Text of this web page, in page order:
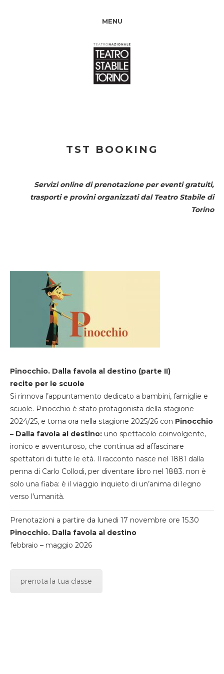
MENU
TST BOOKING
Servizi online di prenotazione per eventi gratuiti,
trasporti e provini organizzati dal Teatro Stabile di
Torino
Pinocchio. Dalla favola al destino (parte II)
recite per le scuole
Si rinnova l’appuntamento dedicato a bambini, famiglie e
scuole. Pinocchio è stato protagonista della stagione
2024/25, e torna ora nella stagione 2025/26 con Pinocchio
– Dalla favola al destino: uno spettacolo coinvolgente,
ironico e avventuroso, che continua ad affascinare
spettatori di tutte le età. Il racconto nasce nel 1881 dalla
penna di Carlo Collodi, per diventare libro nel 1883. non è
solo una fiaba: è il viaggio inquieto di un’anima di legno
verso l’umanità.
Prenotazioni a partire da lunedi 17 novembre ore 15.30
Pinocchio. Dalla favola al destino
febbraio – maggio 2026
prenota la tua classe